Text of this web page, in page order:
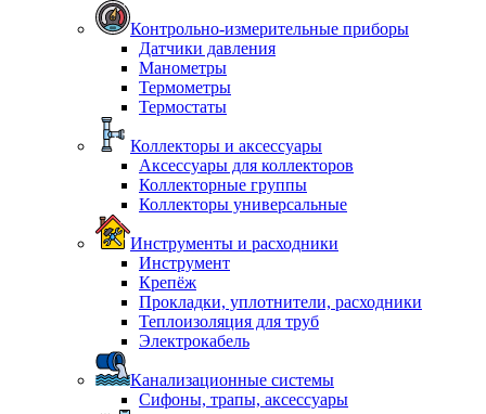
Контрольно-измерительные приборы
Датчики давления
Манометры
Термометры
Термостаты
Коллекторы и аксессуары
Аксессуары для коллекторов
Коллекторные группы
Коллекторы универсальные
Инструменты и расходники
Инструмент
Крепёж
Прокладки, уплотнители, расходники
Теплоизоляция для труб
Электрокабель
Канализационные системы
Сифоны, трапы, аксессуары